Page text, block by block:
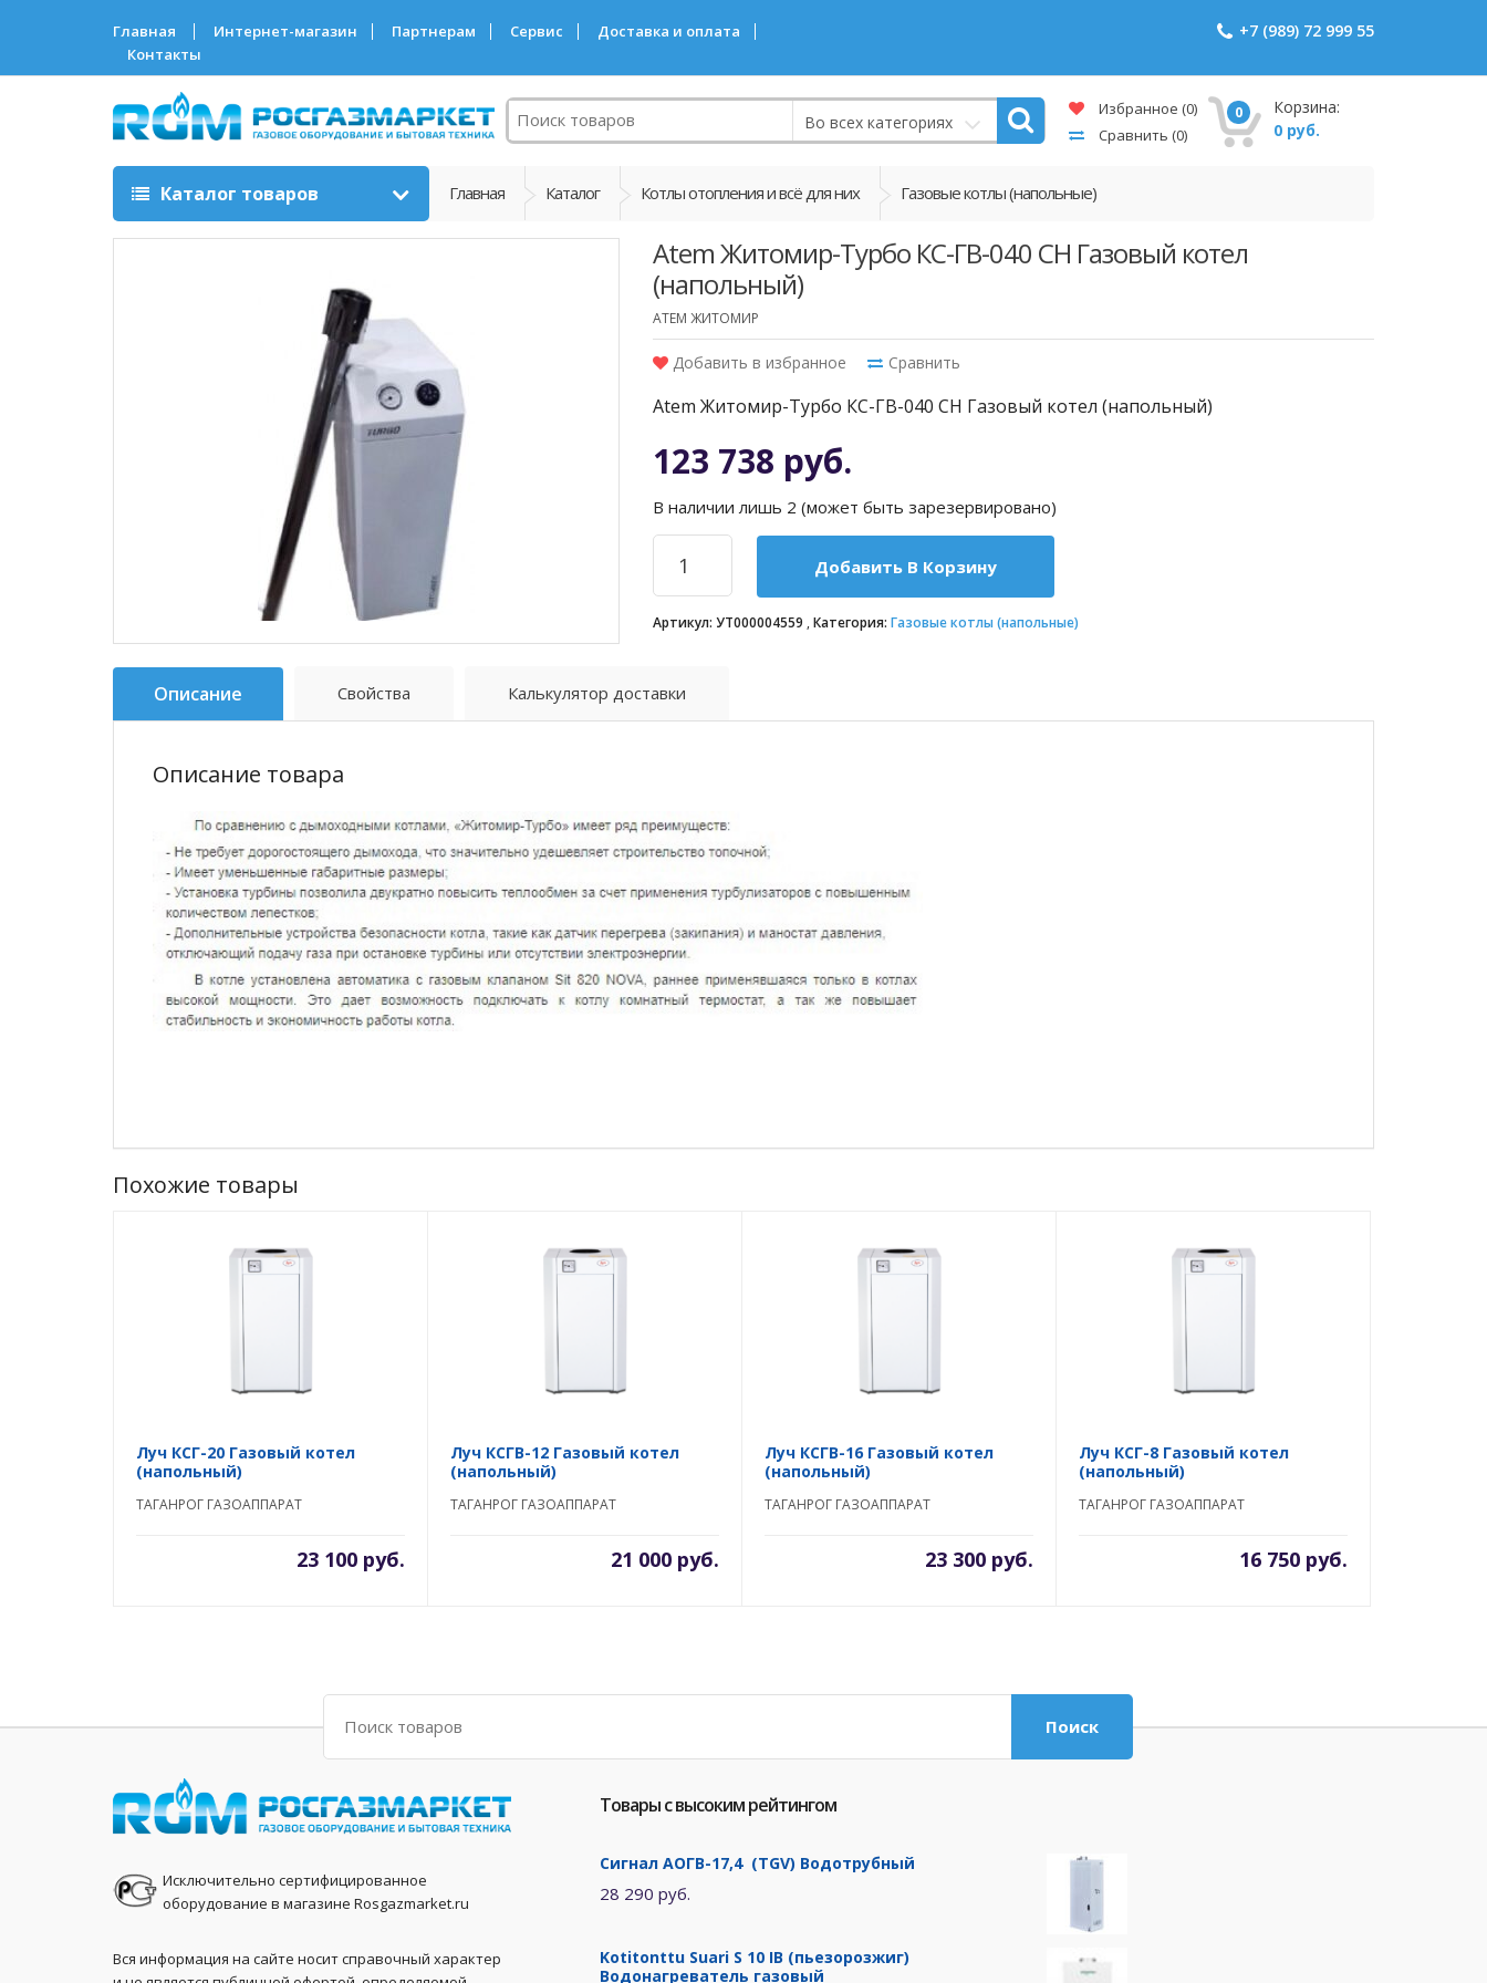
Главная Интернет-магазин Партнерам Сервис
Доставка и оплата
Контакты
+7 (989) 72 999 55
Поиск
Во всех категориях
Избранное (0)
Сравнить (0)
0
Корзина:
0 руб.
Каталог товаров Главная Каталог Котлы отопления и всё для них Газовые котлы (напольные)
Atem Житомир-Турбо КС-ГВ-040 CH Газовый котел
(напольный)
ATEM ЖИТОМИР
Добавить в избранное Сравнить
Atem Житомир-Турбо КС-ГВ-040 CH Газовый котел (напольный)
123 738 руб.
В наличии лишь 2 (может быть зарезервировано)
Добавить В Корзину
Артикул: УТ000004559 Категория: Газовые котлы (напольные)
Описание Свойства Калькулятор доставки
Описание товара
Похожие товары
Луч КСГ-20 Газовый котел
(напольный)
ТАГАНРОГ ГАЗОАППАРАТ
23 100 руб.
Луч КСГВ-12 Газовый котел
(напольный)
ТАГАНРОГ ГАЗОАППАРАТ
21 000 руб.
Луч КСГВ-16 Газовый котел
(напольный)
ТАГАНРОГ ГАЗОАППАРАТ
23 300 руб.
Луч КСГ-8 Газовый котел
(напольный)
ТАГАНРОГ ГАЗОАППАРАТ
16 750 руб.
Поиск
Поиск
Исключительно сертифицированное
оборудование в магазине Rosgazmarket.ru
Вся информация на сайте носит справочный характер
Товары с высоким рейтингом
Сигнал АОГВ-17,4 (TGV) Водотрубный
28 290 руб.
Kotitonttu Suari S 10 IB (пьезорозжиг)
Водонагреватель газовый